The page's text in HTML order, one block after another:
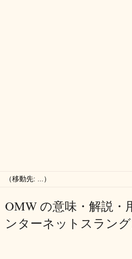
OMW の意味・解説・
ンターネットスラング